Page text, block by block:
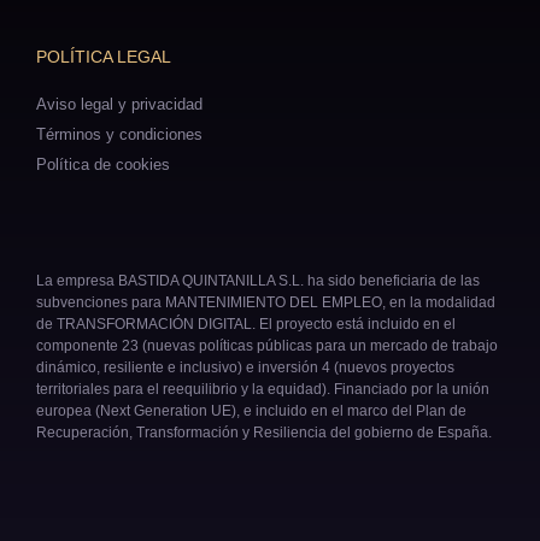
POLÍTICA LEGAL
Aviso legal y privacidad
Términos y condiciones
Política de cookies
La empresa BASTIDA QUINTANILLA S.L. ha sido beneficiaria de las
subvenciones para MANTENIMIENTO DEL EMPLEO, en la modalidad
de TRANSFORMACIÓN DIGITAL. El proyecto está incluido en el
componente 23 (nuevas políticas públicas para un mercado de trabajo
dinámico, resiliente e inclusivo) e inversión 4 (nuevos proyectos
territoriales para el reequilibrio y la equidad). Financiado por la unión
europea (Next Generation UE), e incluido en el marco del Plan de
Recuperación, Transformación y Resiliencia del gobierno de España.